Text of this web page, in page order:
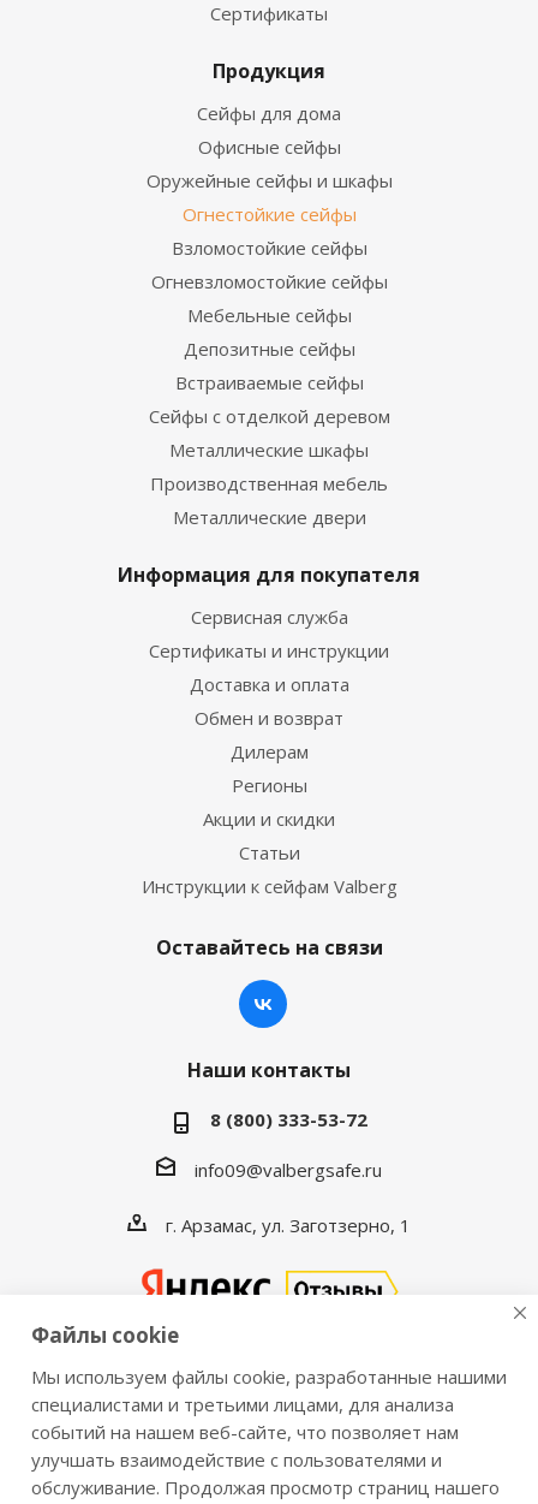
Сертификаты
Продукция
Сейфы для дома
Офисные сейфы
Оружейные сейфы и шкафы
Огнестойкие сейфы
Взломостойкие сейфы
Огневзломостойкие сейфы
Мебельные сейфы
Депозитные сейфы
Встраиваемые сейфы
Сейфы с отделкой деревом
Металлические шкафы
Производственная мебель
Металлические двери
Информация для покупателя
Сервисная служба
Сертификаты и инструкции
Доставка и оплата
Обмен и возврат
Дилерам
Регионы
Акции и скидки
Статьи
Инструкции к сейфам Valberg
Оставайтесь на связи
Наши контакты
8 (800) 333-53-72
info09@valbergsafe.ru
г. Арзамас, ул. Заготзерно, 1
2016-2026 © VALBERGSAFE.RU — Интернет-магазин
сейфов Valberg и металлической мебели Практик.
Продажа сейфов для дома и офиса, металлических
шкафов, стеллажей, металлических дверей.
Файлы cookie
Мы используем файлы cookie, разработанные нашими
специалистами и третьими лицами, для анализа
событий на нашем веб-сайте, что позволяет нам
улучшать взаимодействие с пользователями и
обслуживание. Продолжая просмотр страниц нашего